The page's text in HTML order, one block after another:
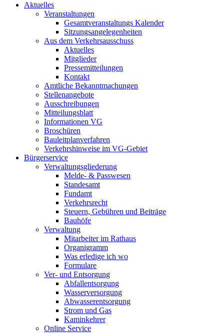
Aktuelles
Veranstaltungen
Gesamtveranstaltungs Kalender
Sitzungsangelegenheiten
Aus dem Verkehrsausschuss
Aktuelles
Mitglieder
Pressemitteilungen
Kontakt
Amtliche Bekanntmachungen
Stellenangebote
Ausschreibungen
Mitteilungsblatt
Informationen VG
Broschüren
Bauleitplanverfahren
Verkehrshinweise im VG-Gebiet
Bürgerservice
Verwaltungsgliederung
Melde- & Passwesen
Standesamt
Fundamt
Verkehrsrecht
Steuern, Gebühren und Beiträge
Bauhöfe
Verwaltung
Mitarbeiter im Rathaus
Organigramm
Was erledige ich wo
Formulare
Ver- und Entsorgung
Abfallentsorgung
Wasserversorgung
Abwasserentsorgung
Strom und Gas
Kaminkehrer
Online Service